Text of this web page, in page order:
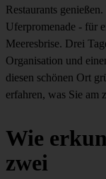
Restaurants
Uferpromenade - für
Meeresbrise. Drei
Organisation und
diesen schönen Ort
erfahren, was Sie am
Wie
zwei